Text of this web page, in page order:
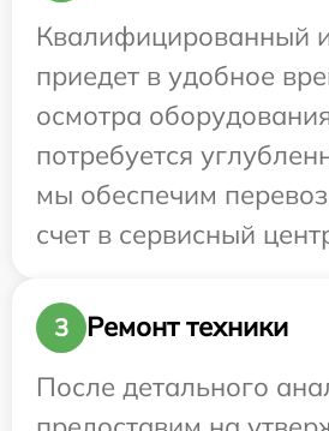
Квалифицированный
приедет в удобное
осмотра
потребуется
мы обеспечим
счет в сервисный
3
Ремонт техники
После детального